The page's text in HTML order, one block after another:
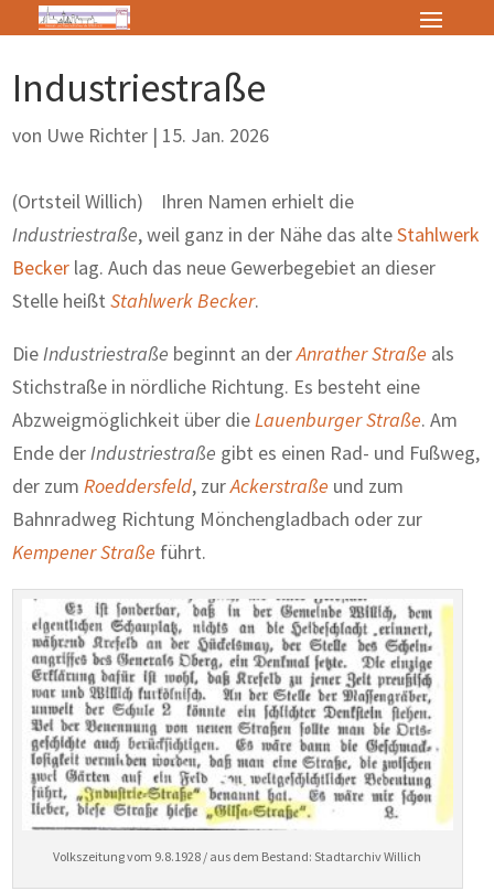
Industriestraße
von Uwe Richter | 15. Jan. 2026
(Ortsteil Willich) Ihren Namen erhielt die
Industriestraße, weil ganz in der Nähe das alteStahlwerk
Becker lag. Auch das neue Gewerbegebiet an dieser
Stelle heißtStahlwerk Becker.
DieIndustriestraße beginnt an derAnrather Straße als
Stichstraße in nördliche Richtung. Es besteht eine
Abzweigmöglichkeit über dieLauenburger Straße. Am
Ende derIndustriestraße gibt es einen Rad- und Fußweg,
der zumRoeddersfeld, zurAckerstraße und zum
Bahnradweg Richtung Mönchengladbach oder zur
Kempener Straße führt.
Volkszeitung vom 9.8.1928 / aus dem Bestand: Stadtarchiv Willich